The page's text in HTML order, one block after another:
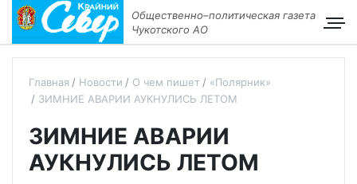
Общественно–политическая газета
Чукотского АО
Главная Новости О чем пишет
«Полярник»
ЗИМНИЕ АВАРИИ АУКНУЛИСЬ ЛЕТОМ
ЗИМНИЕ АВАРИИ
АУКНУЛИСЬ ЛЕТОМ